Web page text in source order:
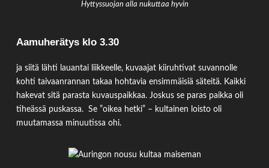
Hyttyssuojan alla nukuttaa hyvin
Aamuherätys klo 3.30
ja siitä lähti lauantai liikkeelle, kuvaajat kiiruhtivat suvannolle
kohti taivaanrannan takaa hohtavia ensimmäisiä säteitä. Kaikki
hakevat sitä parasta kuvauspaikkaa. Joskus se paras paikka oli
tiheässä puskassa. Se ”oikea hetki” – kultainen loisto oli
muutamassa minuutissa ohi.